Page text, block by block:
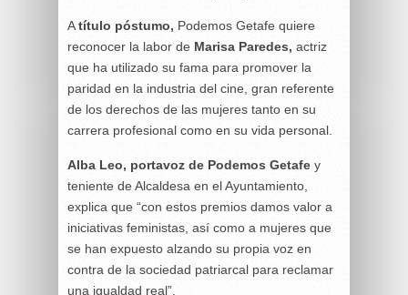
Atítulo póstumo, Podemos Getafe quiere
reconocer la labor de Marisa Paredes, actriz
que ha utilizado su fama para promover la
paridad en la industria del cine, gran referente
de los derechos de las mujeres tanto en su
carrera profesional como en su vida personal.
Alba Leo, portavoz de Podemos Getafe y
teniente de Alcaldesa en el Ayuntamiento,
explica que “con estos premios damos valor a
iniciativas feministas, así como a mujeres que
se han expuesto alzando su propia voz en
contra de la sociedad patriarcal para reclamar
una igualdad real”.